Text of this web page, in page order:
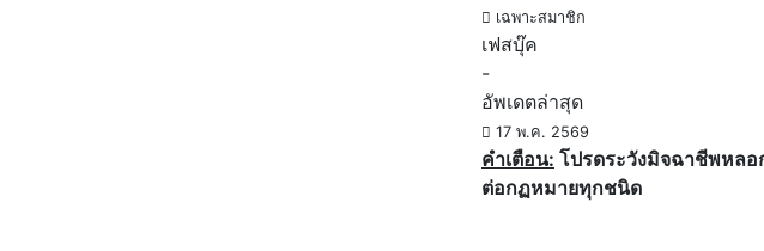
เฉพาะสมาชิก
เฟสบุ๊ค
-
อัพเดตล่าสุด
17 พ.ค. 2569
คำเตือน: โปรดระวังมิจฉาชีพหลอ
ต่อกฏหมายทุกชนิด